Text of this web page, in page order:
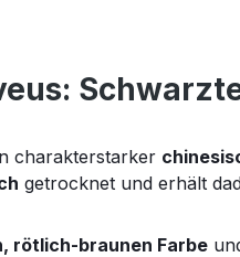
charakterstarker
getrocknet und erhält
rötlich-braunen Farbe